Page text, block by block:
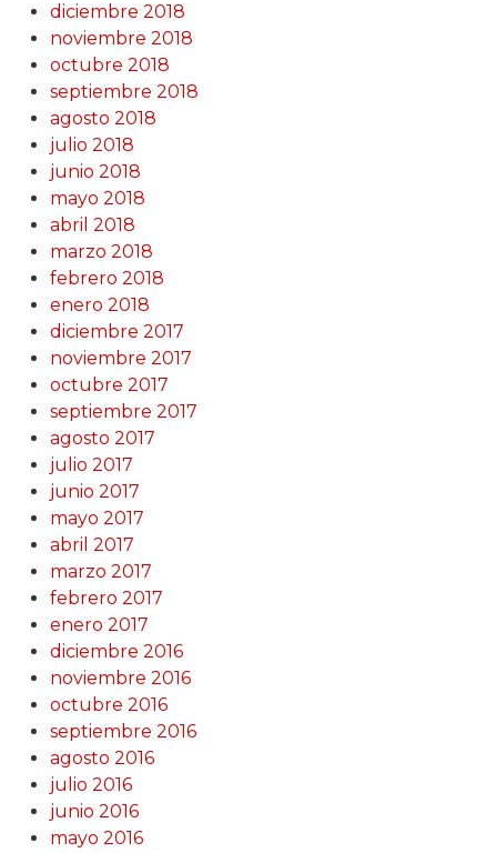
diciembre 2018
noviembre 2018
octubre 2018
septiembre 2018
agosto 2018
julio 2018
junio 2018
mayo 2018
abril 2018
marzo 2018
febrero 2018
enero 2018
diciembre 2017
noviembre 2017
octubre 2017
septiembre 2017
agosto 2017
julio 2017
junio 2017
mayo 2017
abril 2017
marzo 2017
febrero 2017
enero 2017
diciembre 2016
noviembre 2016
octubre 2016
septiembre 2016
agosto 2016
julio 2016
junio 2016
mayo 2016